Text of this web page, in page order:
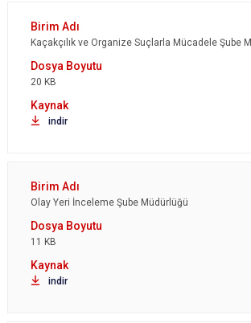
Kaçakçılık ve Organize Suçlarla Mücadele Şube
20 KB
indir
Olay Yeri İnceleme Şube Müdürlüğü
11 KB
indir